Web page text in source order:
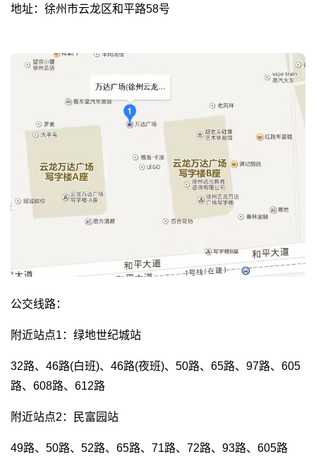
地址：徐州市云龙区和平路58号
公交线路：
附近站点1：绿地世纪城站
32路、46路(白班)、46路(夜班)、50路、65路、97路、605
路、608路、612路
附近站点2：民富园站
49路、50路、52路、65路、71路、72路、93路、605路